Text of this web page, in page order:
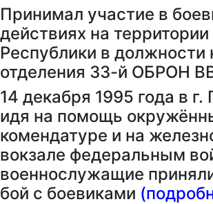
Принимал участие в
действиях на
Республики в должности
отделения 33-й ОБРОН
14 декабря 1995 года в г.
идя на помощь
комендатуре и на
вокзале федеральным
военнослужащие
бой с боевиками